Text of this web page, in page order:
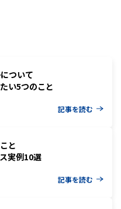
ついて
い5つのこと
記事を読む
と
実例10選
記事を読む